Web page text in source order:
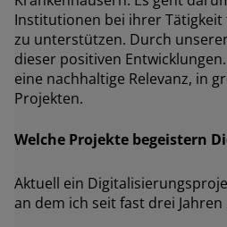
Institutionen bei ihrer
zu unterstützen. Durch
dieser positiven
eine nachhaltige Relevanz, in
Projekten.
Welche Projekte begeistern
Aktuell ein
an dem ich seit fast drei